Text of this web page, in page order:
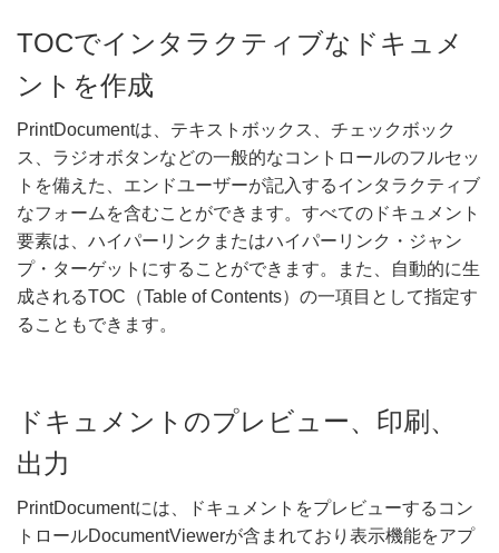
TOCでインタラクティブなドキュメ
ントを作成
PrintDocumentは、テキストボックス、チェックボック
ス、ラジオボタンなどの一般的なコントロールのフルセッ
トを備えた、エンドユーザーが記入するインタラクティブ
なフォームを含むことができます。すべてのドキュメント
要素は、ハイパーリンクまたはハイパーリンク・ジャン
プ・ターゲットにすることができます。また、自動的に生
成されるTOC（Table of Contents）の一項目として指定す
ることもできます。
ドキュメントのプレビュー、印刷、
出力
PrintDocumentには、ドキュメントをプレビューするコン
トロールDocumentViewerが含まれており表示機能をアプ